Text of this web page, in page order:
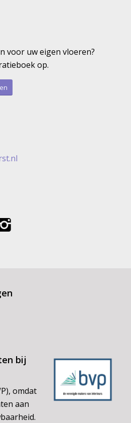
voor uw eigen vloeren?
op.
bij
omdat
aan